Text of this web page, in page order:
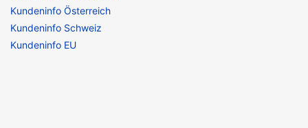
Kundeninfo Österreich
Kundeninfo Schweiz
Kundeninfo EU